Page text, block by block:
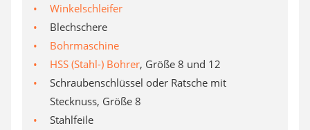
Winkelschleifer
Blechschere
Bohrmaschine
HSS (Stahl-) Bohrer, Größe 8 und 12
Schraubenschlüssel oder Ratsche mit
Stecknuss, Größe 8
Stahlfeile